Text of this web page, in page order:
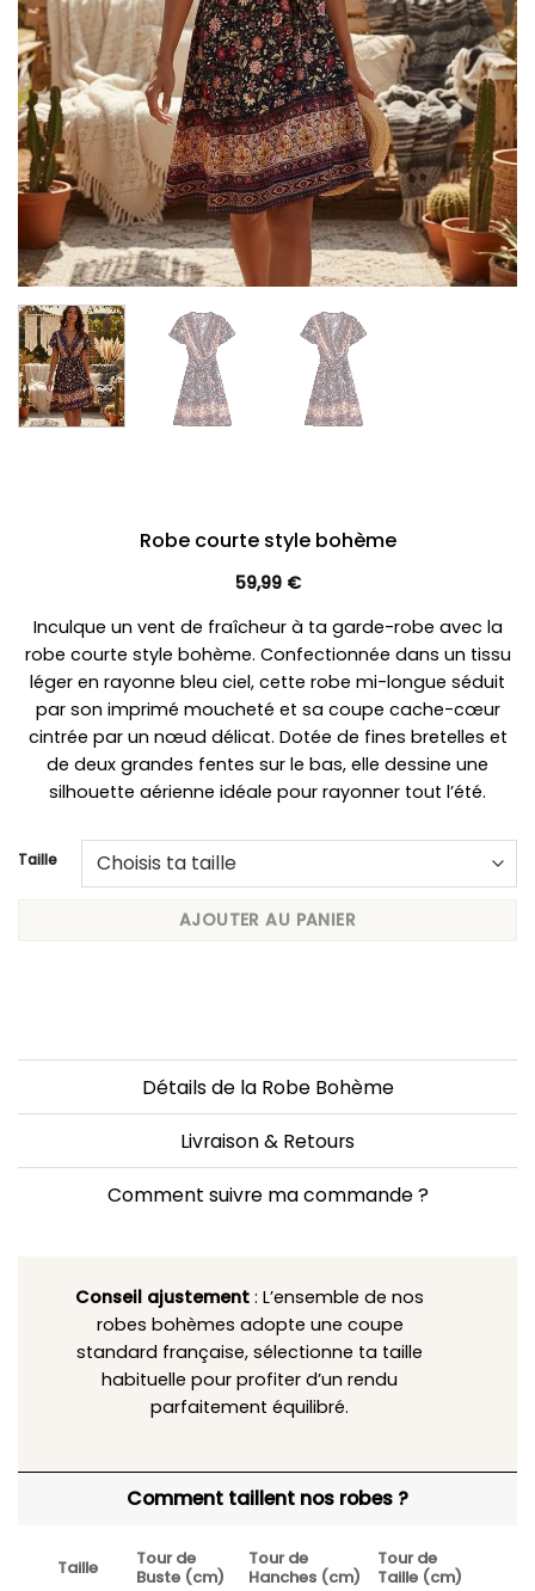
Robe courte style bohème
59,99 €
Inculque un vent de fraîcheur à ta garde-robe avec la
robe courte style bohème. Confectionnée dans un tissu
léger en rayonne bleu ciel, cette robe mi-longue séduit
par son imprimé moucheté et sa coupe cache-cœur
cintrée par un nœud délicat. Dotée de fines bretelles et
de deux grandes fentes sur le bas, elle dessine une
silhouette aérienne idéale pour rayonner tout l’été.
Taille
AJOUTER AU PANIER
Détails de la Robe Bohème
Livraison & Retours
Comment suivre ma commande ?
Conseil ajustement : L’ensemble de nos
robes bohèmes adopte une coupe
standard française, sélectionne ta taille
habituelle pour profiter d’un rendu
parfaitement équilibré.
Comment taillent nos robes ?
Taille
Tour de
Buste (cm)
Tour de
Hanches (cm)
Tour de
Taille (cm)